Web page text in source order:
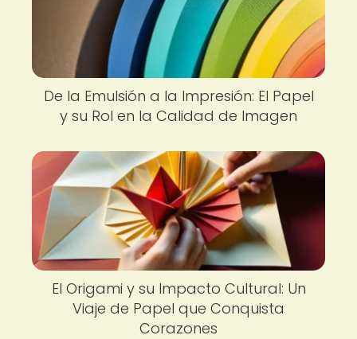
De la Emulsión a la Impresión: El Papel
y su Rol en la Calidad de Imagen
El Origami y su Impacto Cultural: Un
Viaje de Papel que Conquista
Corazones